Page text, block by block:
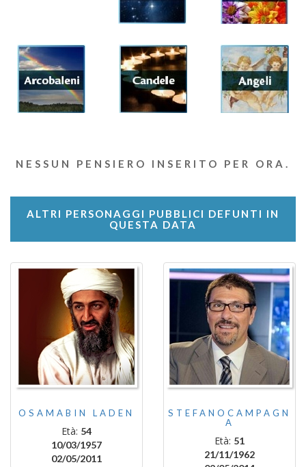
NESSUN PENSIERO INSERITO PER ORA.
ALTRI PERSONAGGI PUBBLICI DEFUNTI IN
QUESTA DATA
OSAMABIN LADEN
Età: 54
10/03/1957
02/05/2011
STEFANOCAMPAGN
A
Età: 51
21/11/1962